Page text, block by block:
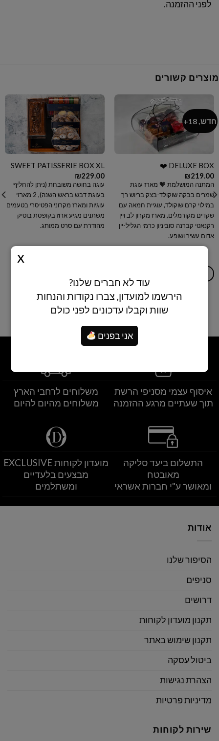
לפני ההזמנה.
מוצרים קשורים
חדש, 18+
DELUXE BOX ❤️
₪219.00
המתנה המושלמת 🧡 מארז עוגת
שמרים בבקה שוקולד-בצק בריוש רך
במילוי קרם שוקולד, עוגיית חמאה עם
שקדים מקורמלים, מארז מקרון לב ויין
רקנאטי קברנה סוביניון כרמי הגליל-יין
אדום עשיר ושופע.
SWEET PATISSERIE BOX XL
₪229.00
עוגה בחושה משובחת (ניתן להחליף
בעוגת דבש בראש השנה), 2 מארזי
עוגיות ומארז מקרוני הפטיסרי בטעמים
משתנים מגיע ארוז בקופסת בוטיק
מהודרת עם סרט ממותג.
איסוף עצמי מסניפי הרשת
תוך שעתיים מרגע ההזמנה
משלוחים לרחבי הארץ
משלוחים מהיום להיום
התשלום ביעד סליקה
מאובטח
ומאושר ע"י חברות אשראי
מועדון לקוחות EXCLUSIVE
מבצעים בלעדיים
ומשתלמים
אודות
הסיפור שלנו
סניפים
דרושים
תקנון מועדון לקוחות
תקנון שימוש באתר
ביטול עסקה
הצהרת נגישות
מדיניות פרטיות
שירות לקוחות
עוד לא חברים שלנו?
הירשמו למועדון, צברו נקודות והנחות
שוות וקבלו עדכונים לפני כולם
אני בפנים